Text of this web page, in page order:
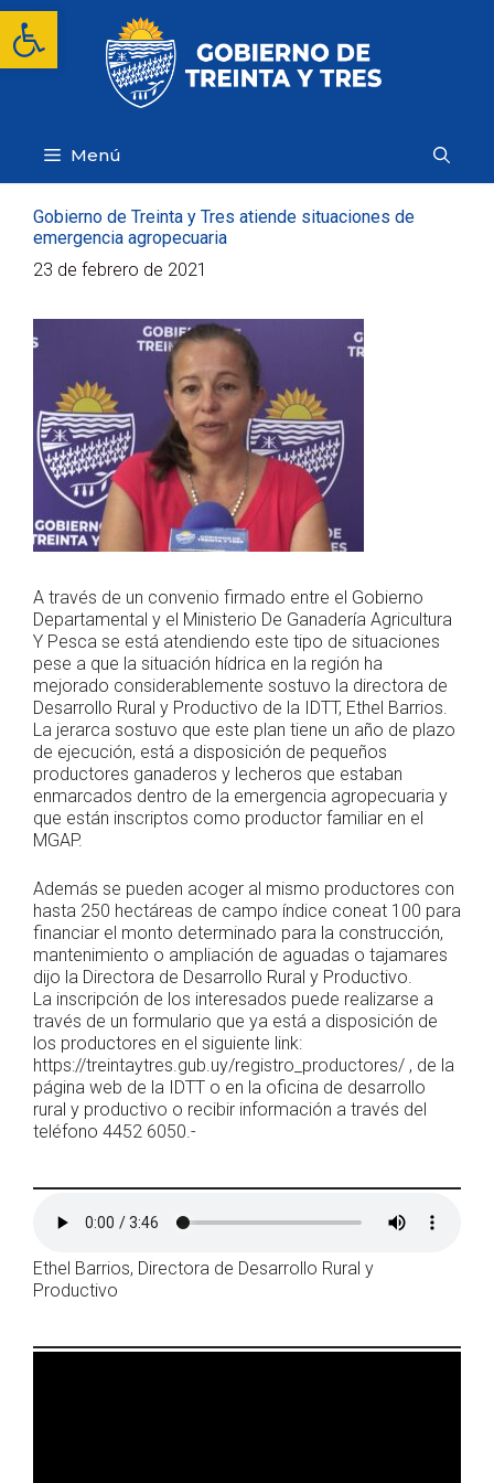
Abrir barra de herramientas
Saltar
contenido
Menú
Gobierno de Treinta y Tres atiende situaciones de
emergencia agropecuaria
23 de febrero de 2021
A través de un convenio firmado entre el Gobierno
Departamental y el Ministerio De Ganadería Agricultura
Y Pesca se está atendiendo este tipo de situaciones
pese a que la situación hídrica en la región ha
mejorado considerablemente sostuvo la directora de
Desarrollo Rural y Productivo de la IDTT, Ethel Barrios.
La jerarca sostuvo que este plan tiene un año de plazo
de ejecución, está a disposición de pequeños
productores ganaderos y lecheros que estaban
enmarcados dentro de la emergencia agropecuaria y
que están inscriptos como productor familiar en el
MGAP.
Además se pueden acoger al mismo productores con
hasta 250 hectáreas de campo índice coneat 100 para
financiar el monto determinado para la construcción,
mantenimiento o ampliación de aguadas o tajamares
dijo la Directora de Desarrollo Rural y Productivo.
La inscripción de los interesados puede realizarse a
través de un formulario que ya está a disposición de
los productores en el siguiente link:
https://treintaytres.gub.uy/registro_productores/ , de la
página web de la IDTT o en la oficina de desarrollo
rural y productivo o recibir información a través del
teléfono 4452 6050.-
Ethel Barrios, Directora de Desarrollo Rural y
Productivo